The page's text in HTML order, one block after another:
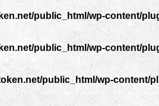
public_html/wp-content/
public_html/wp-content/
public_html/wp-content/